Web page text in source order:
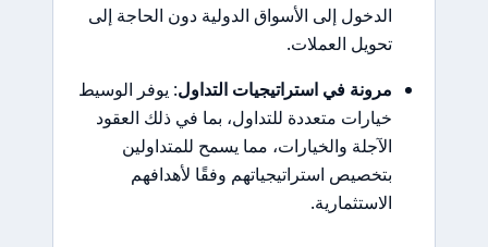
الدخول إلى الأسواق الدولية دون الحاجة إلى
تحويل العملات.
مرونة في استراتيجيات التداول: يوفر الوسيط
خيارات متعددة للتداول، بما في ذلك العقود
الآجلة والخيارات، مما يسمح للمتداولين
بتخصيص استراتيجياتهم وفقًا لأهدافهم
الاستثمارية.